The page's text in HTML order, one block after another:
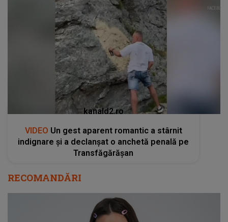
kanald2.ro
VIDEO Un gest aparent romantic a stârnit
indignare și a declanșat o anchetă penală pe
Transfăgărășan
RECOMANDĂRI